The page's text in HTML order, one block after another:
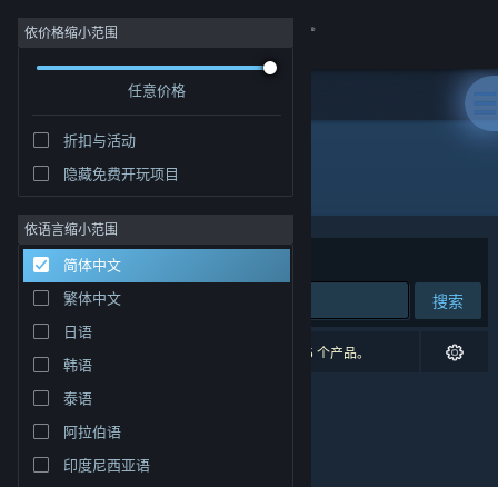
登录
社区
关于
客服
更改语言
获取 Steam 手机应用
查看桌面版网站
依价格缩小范围
任意价格
折扣与活动
隐藏免费开玩项目
依语言缩小范围
简体中文
繁体中文
日语
韩语
泰语
阿拉伯语
印度尼西亚语
开发者: Cascadia Games
排序依据 相关性
搜索
0 个匹配的搜索结果。 根据您的偏好，已排除了 5 个产品。